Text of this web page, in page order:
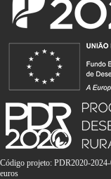
Código projeto: PDR2020-
euros